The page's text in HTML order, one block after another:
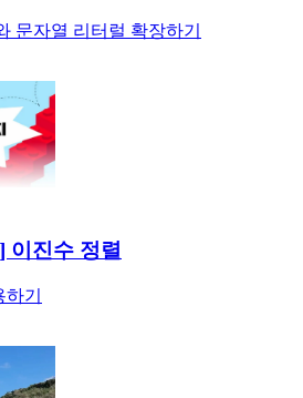
문자열 리터럴 확장하기
이진수 정렬
기